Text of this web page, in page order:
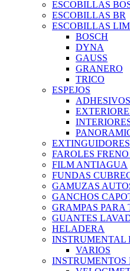
ESCOBILLAS
ESCOBILLAS BR
ESCOBILLAS
BOSCH
DYNA
GAUSS
GRANERO
TRICO
ESPEJOS
ADHESIVOS
EXTINGUIDORES
FAROLES
FILM ANTIAGUA
FUNDAS
GAMUZAS
GANCHOS
GRAMPAS PARA
GUANTES
HELADERA
INSTRUMENTAL
VARIOS
INSTRUMENTOS